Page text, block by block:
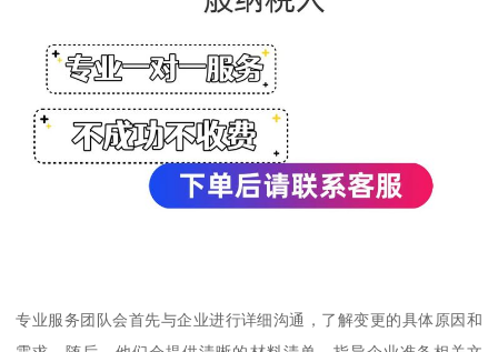
专业服务团队会首先与企业进行详细沟通，了解变更的具体原因和